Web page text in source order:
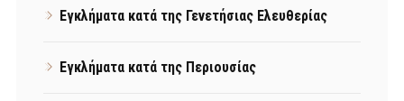
Εγκλήματα κατά της Γενετήσιας Ελευθερίας
Εγκλήματα κατά της Περιουσίας